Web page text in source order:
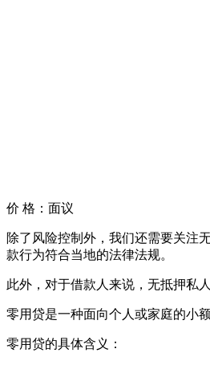
价 格： 面议
除了风险控制外，我们还需要关注
款行为符合当地的法律法规。
此外，对于借款人来说，无抵押私
零用贷是一种面向个人或家庭的小
零用贷的具体含义：